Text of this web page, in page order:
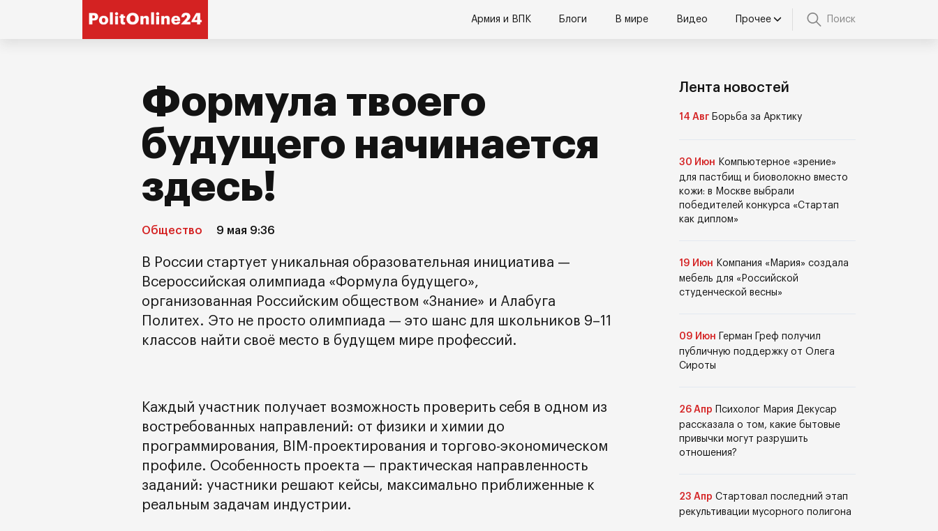
Армия и ВПК Блоги В мире Видео Прочее Поиск
Формула твоего
будущего начинается
здесь!
Общество 9 мая 9:36
В России стартует уникальная образовательная инициатива —
Всероссийская олимпиада «Формула будущего»,
организованная Российским обществом «Знание» и Алабуга
Политех. Это не просто олимпиада — это шанс для школьников 9–11
классов найти своё место в будущем мире профессий.
Каждый участник получает возможность проверить себя в одном из
востребованных направлений: от физики и химии до
программирования, BIM-проектирования и торгово-экономическом
профиле. Особенность проекта — практическая направленность
заданий: участники решают кейсы, максимально приближенные к
реальным задачам индустрии.
Лента новостей
14 Авг Борьба за Арктику
30 Июн Компьютерное «зрение»
для пастбищ и биоволокно вместо
кожи: в Москве выбрали
победителей конкурса «Стартап
как диплом»
19 Июн Компания «Мария» создала
мебель для «Российской
студенческой весны»
09 Июн
Герман Греф получил
публичную поддержку от Олега
Сироты
26 Апр
Психолог Мария Декусар
рассказала о том, какие бытовые
привычки могут разрушить
отношения?
23 Апр Стартовал последний этап
рекультивации мусорного полигона